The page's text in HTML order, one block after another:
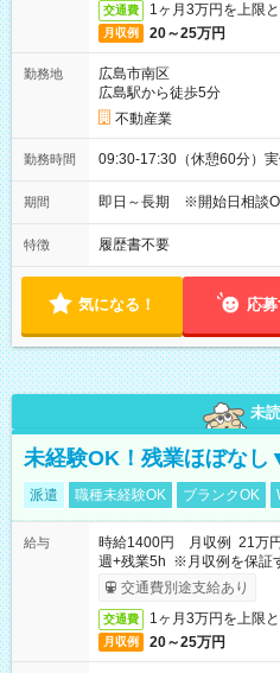
交通費 1ヶ月3万円を上限
月収例 20～25万円
勤務地
広島市南区
広島駅から徒歩5分
不動産業
勤務時間 09:30-17:30（休憩60分）実
期間 即日～長期 ※開始日相談
特徴 履歴書不要
気になる！ 応
未読
未経験OK！残業ほぼな
派遣 職種未経験OK ブランクOK
給与
時給1400円 月収例 21万
週+残業5h ※月収例を保証
受取りサービス利用可（利
交通費別途支給あり
交通費 1ヶ月3万円を上限
月収例 20～25万円